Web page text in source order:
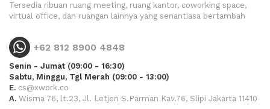
Tersedia ribuan ruang meeting, ruang kantor, coworking space,
virtual office, dan ruangan lainnya yang senantiasa bertambah
+62 812 8900 4848
Senin - Jumat (09:00 - 16:30)
Sabtu, Minggu, Tgl Merah (09:00 - 13:00)
E. cs@xwork.co
A. Wisma 76, lt.23, Jl. Letjen S.Parman Kav.76, Slipi Jakarta 11410